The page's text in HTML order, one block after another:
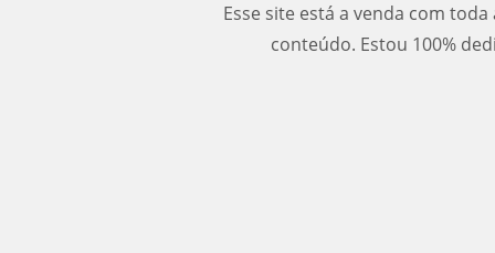
Esse site está a venda com
conteúdo. Estou 100%